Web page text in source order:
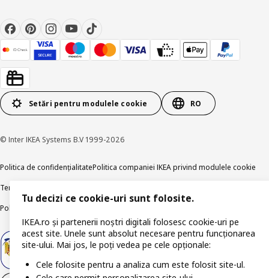
Setări pentru modulele cookie RO
© Inter IKEA Systems B.V 1999-2026
Politica de confidențialitatePolitica companiei IKEA privind modulele cookie
Termeni și Condiții
Politica de publicare responsabilă
Tu decizi ce cookie-uri sunt folosite.
IKEA.ro și partenerii noștri digitali folosesc cookie-uri pe
acest site. Unele sunt absolut necesare pentru funcționarea
site-ului. Mai jos, le poți vedea pe cele opționale:
Cele folosite pentru a analiza cum este folosit site-ul.